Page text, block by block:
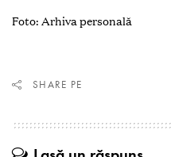
Foto: Arhiva personală
SHARE PE